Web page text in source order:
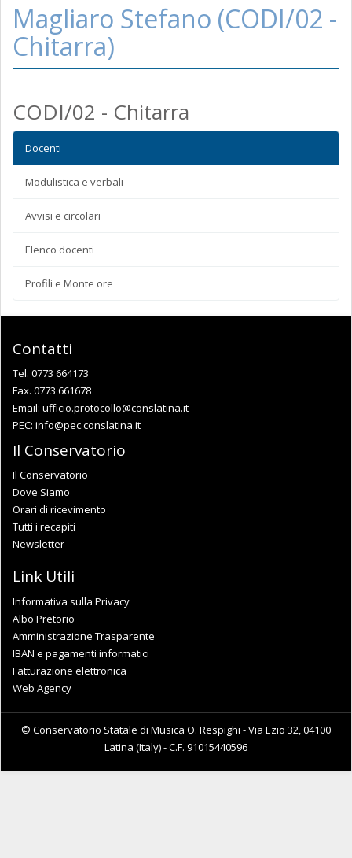
Magliaro Stefano (CODI/02 -
Chitarra)
CODI/02 - Chitarra
Docenti
Modulistica e verbali
Avvisi e circolari
Elenco docenti
Profili e Monte ore
Contatti
Tel. 0773 664173
Fax. 0773 661678
Email: ufficio.protocollo@conslatina.it
PEC: info@pec.conslatina.it
Il Conservatorio
Il Conservatorio
Dove Siamo
Orari di ricevimento
Tutti i recapiti
Newsletter
Link Utili
Informativa sulla Privacy
Albo Pretorio
Amministrazione Trasparente
IBAN e pagamenti informatici
Fatturazione elettronica
Web Agency
© Conservatorio Statale di Musica O. Respighi - Via Ezio 32, 04100
Latina (Italy) - C.F. 91015440596